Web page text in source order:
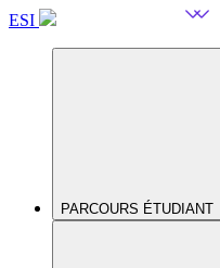
ESI
PARCOURS ÉTUDIANT